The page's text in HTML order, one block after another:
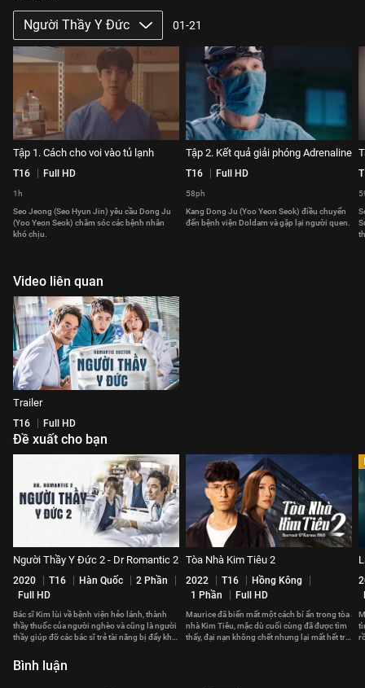
Người Thầy Y Đức 01-21
Tập 1. Cách cho voi vào tủ lạnh
T16 Full HD
1h
Seo Jeong (Seo Hyun Jin) yêu cầu Dong Ju
(Yoo Yeon Seok) chăm sóc các bệnh nhân
khó chịu.
Tập 2. Kết quả giải phóng Adrenaline
T16 Full HD
58ph
Kang Dong Ju (Yoo Yeon Seok) điều chuyển
đến bệnh viện Doldam và gặp lại người quen.
Video liên quan
Trailer
T16 Full HD
Đề xuất cho bạn
Người Thầy Y Đức 2 - Dr Romantic 2
2020 T16 Hàn Quốc
2 Phần
Full HD
Bác sĩ Kim lùi về bệnh viện hẻo lánh, thành
thầy thuốc của người nghèo và cũng là người
thầy giúp đỡ các bác sĩ trẻ tài năng bị đẩy khỏi
Tòa Nhà Kim Tiêu 2
2022 T16
Hồng Kông
1 Phần
Full HD
Maurice đã biến mất một cách bí ẩn trong tòa
nhà Kim Tiêu, mặc dù cuối cùng đã được tìm
thấy, đại nạn không chết nhưng lại mất hết trí
Bình luận